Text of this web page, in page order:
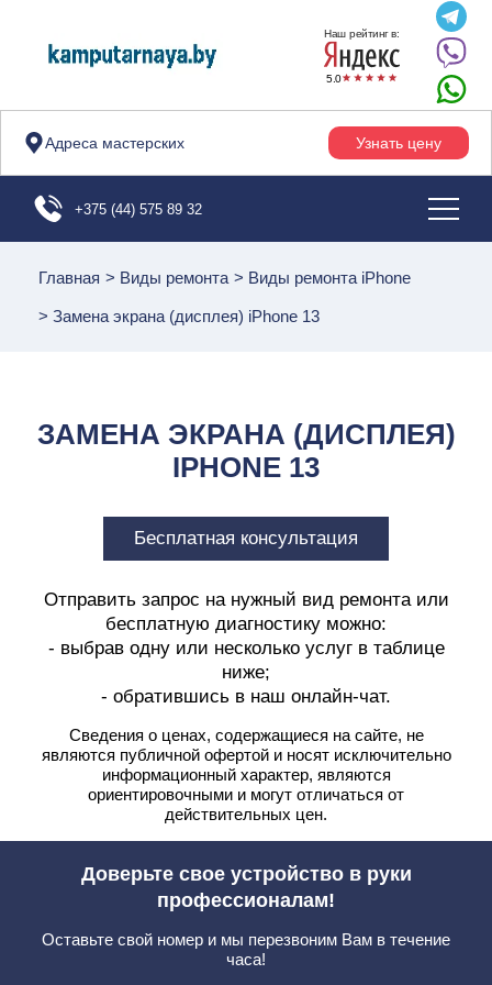
Наш рейтинг в:
5.0
Адреса мастерских Узнать цену
+375 (44) 575 89 32
Главная > Виды ремонта > Виды ремонта iPhone
> Замена экрана (дисплея) iPhone 13
ЗАМЕНА ЭКРАНА (ДИСПЛЕЯ)
IPHONE 13
Бесплатная консультация
Отправить запрос на нужный вид ремонта или
бесплатную диагностику можно:
- выбрав одну или несколько услуг в таблице
ниже;
- обратившись в наш онлайн-чат.
Сведения о ценах, содержащиеся на сайте, не
являются публичной офертойи носят исключительно
информационный характер, являются
ориентировочными и могут отличаться от
действительных цен.
Доверьте свое устройство в руки
профессионалам!
Оставьте свой номер и мы перезвоним Вам в течение
часа!